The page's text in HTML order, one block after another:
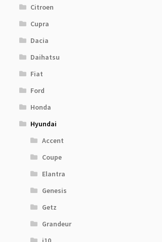
Citroen
Cupra
Dacia
Daihatsu
Fiat
Ford
Honda
Hyundai
Accent
Coupe
Elantra
Genesis
Getz
Grandeur